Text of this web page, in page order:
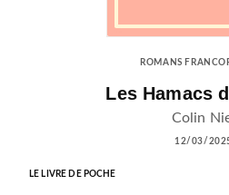
ROMANS
Les Hamacs
Colin
12/03/
LE LIVRE DE POCHE